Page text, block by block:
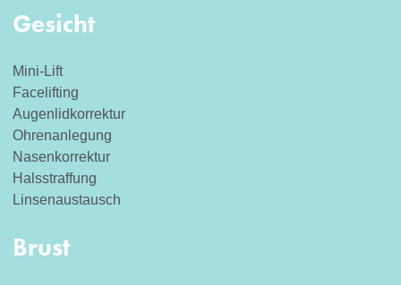
Gesicht
Mini-Lift
Facelifting
Augenlidkorrektur
Ohrenanlegung
Nasenkorrektur
Halsstraffung
Linsenaustausch
Brust